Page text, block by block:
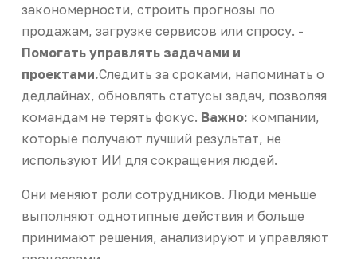
закономерности, строить прогнозы по
продажам, загрузке сервисов или спросу. -
Помогать управлять задачами и
проектами.Следить за сроками, напоминать о
дедлайнах, обновлять статусы задач, позволяя
командам не терять фокус. Важно: компании,
которые получают лучший результат, не
используют ИИ для сокращения людей.
Они меняют роли сотрудников. Люди меньше
выполняют однотипные действия и больше
принимают решения, анализируют и управляют